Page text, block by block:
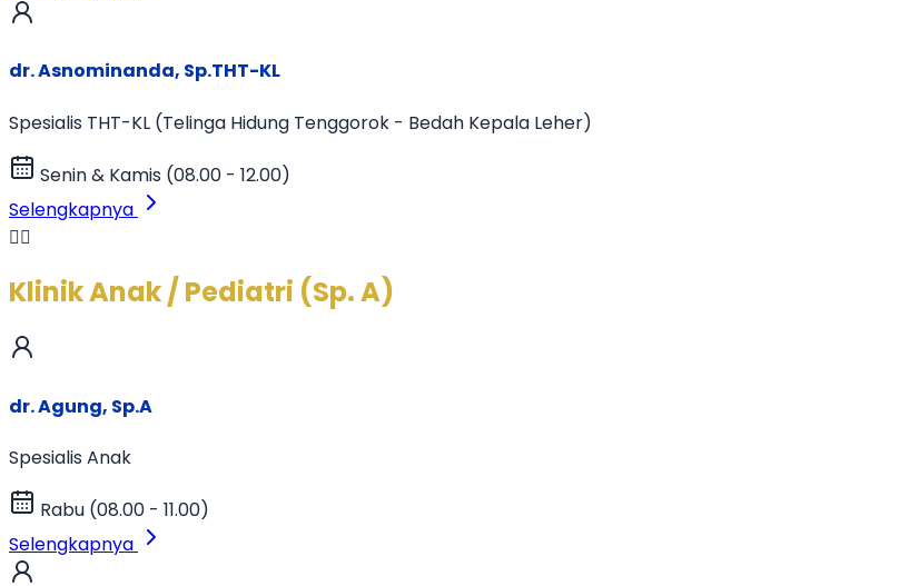
dr. Asnominanda, Sp.THT-KL
Spesialis THT-KL (Telinga Hidung Tenggorok - Bedah Kepala Leher)
Senin & Kamis (08.00 - 12.00)
Selengkapnya
👨‍⚕️
Klinik Anak / Pediatri (Sp. A)
dr. Agung, Sp.A
Spesialis Anak
Rabu (08.00 - 11.00)
Selengkapnya